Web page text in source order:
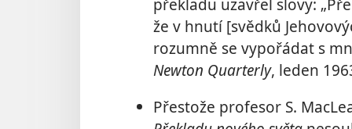
překladu uzavřel slovy:
že v hnutí [svědků
rozumně se vypořádat s
Newton Quarterly, leden
Přestože profesor S.